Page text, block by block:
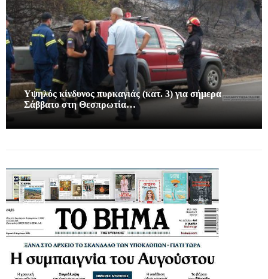
Υψηλός κίνδυνος πυρκαγιάς (κατ. 3) για σήμερα
Σάββατο στη Θεσπρωτία…